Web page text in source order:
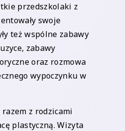
przedszkolaki z
swoje
też wspólne zabawy
zabawy
oraz rozmowa
wypoczynku w
razem z rodzicami
plastyczną. Wizyta